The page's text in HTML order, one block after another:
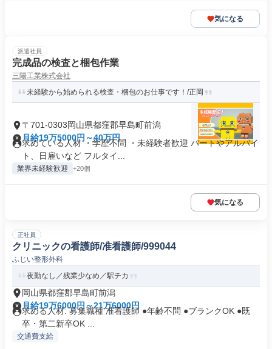
気になる
派遣社員
完成品の検査と梱包作業
三陽工業株式会社
未経験から始められる検査・梱包のお仕事です！/正岡
〒701-0303岡山県都窪郡早島町前潟
月給19万5000円～40万円
求めている人材 ・学歴不問 ・未経験者歓迎 パートやアルバイ
ト、日雇いなど フルタイ...
業界未経験歓迎 +20個
気になる
正社員
クリニックの看護師/准看護師/999044
ふじい整形外科
夜勤なし／残業少なめ／駅チカ
岡山県都窪郡早島町前潟
月給19万6000円～21万6000円
求める人材: 募集職種 准看護師 ●年齢不問 ●ブランクOK ●既
卒・第二新卒OK ...
交通費支給